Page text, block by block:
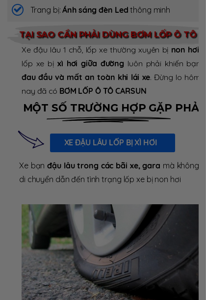
Trang bị:Ánh sáng đèn Led thông minh
MỘT SỐ TRƯỜNG HỢP GẶP PHẢI
XE ĐẬU LÂU LỐP BỊ XÌ HƠI
Xe bạnđậu lâu trong các bãi xe, gara mà không
di chuyển dẫn đến tình trạng lốp xe bị non hơi
TẠI SAO CẦN PHẢI DÙNG BƠM LỐP Ô TÔ
Xe đậu lâu 1 chỗ, lốp xe thường xuyên bị non hơi
lốp xe bị xì hơi giữa đường luôn phải khiến bạn
đau đầu và mất an toàn khi lái xe. Đừng lo hôm
nay đã có BƠM LỐP Ô TÔ CARSUN